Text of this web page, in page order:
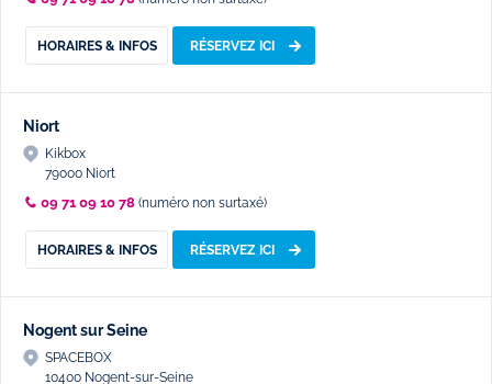
HORAIRES & INFOS RÉSERVEZ ICI
Niort
Kikbox
79000 Niort
09 71 09 10 78 (numéro non surtaxé)
HORAIRES & INFOS RÉSERVEZ ICI
Nogent sur Seine
SPACEBOX
10400 Nogent-sur-Seine